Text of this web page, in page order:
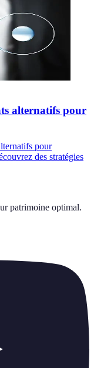
alternatifs pour
pour
des stratégies
patrimoine optimal.